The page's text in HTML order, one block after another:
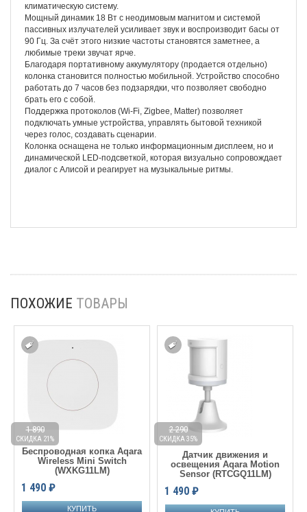
климатическую систему.
Мощный динамик 18 Вт с неодимовым магнитом и системой
пассивных излучателей усиливает звук и воспроизводит басы от
90 Гц. За счёт этого низкие частоты становятся заметнее, а
любимые треки звучат ярче.
Благодаря портативному аккумулятору (продается отдельно)
колонка становится полностью мобильной. Устройство способно
работать до 7 часов без подзарядки, что позволяет свободно
брать его с собой.
Поддержка протоколов (Wi-Fi, Zigbee, Matter) позволяет
подключать умные устройства, управлять бытовой техникой
через голос, создавать сценарии.
Колонка оснащена не только информационным дисплеем, но и
динамической LED-подсветкой, которая визуально сопровождает
диалог с Алисой и реагирует на музыкальные ритмы.
ПОХОЖИЕ ТОВАРЫ
Беспроводная копка Aqara
Wireless Mini Switch
(WXKG11LM)
1 490 ₽
1 890
СКИДКА 21%
Датчик движения и
освещения Aqara Motion
Sensor (RTCGQ11LM)
1 490 ₽
2 290
СКИДКА 35%